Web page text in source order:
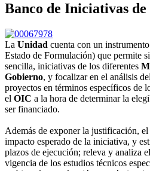
Banco de Iniciativas
La Unidad cuenta con un
Estado de Formulación) que permite
sencilla, iniciativas de los diferentes
Gobierno, y focalizar en el análisis
proyectos en términos específicos de
el OIC a la hora de determinar la
ser financiado.
Además de exponer la justificación,
impacto esperado de la iniciativa, y
plazos de ejecución; releva y analiza
vigencia de los estudios técnicos